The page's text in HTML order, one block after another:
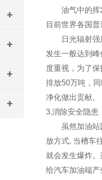
油气中的挥发
目前世界各国
日光辐射强度
发生一般达到
度重视，为了
排放50万吨，
净化做出贡献。
3.消除安全隐患
虽然加油站因
放方式, 当槽车
就会发生爆炸
给汽车加油端